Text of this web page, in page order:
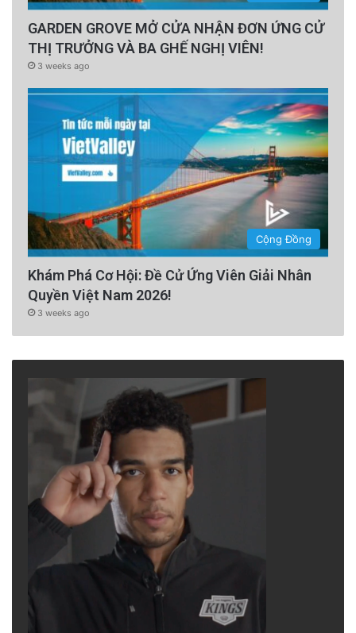
GARDEN GROVE MỞ CỬA NHẬN ĐƠN ỨNG CỬ
THỊ TRƯỞNG VÀ BA GHẾ NGHỊ VIÊN!
3 weeks ago
Cộng Đồng
Khám Phá Cơ Hội: Đề Cử Ứng Viên Giải Nhân
Quyền Việt Nam 2026!
3 weeks ago